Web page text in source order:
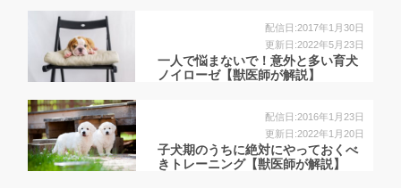
配信日:2017年1月30日
更新日:2022年5月23日
一人で悩まないで！意外と多い育犬
ノイローゼ【獣医師が解説】
配信日:2016年1月23日
更新日:2022年1月20日
子犬期のうちに絶対にやっておくべ
きトレーニング【獣医師が解説】